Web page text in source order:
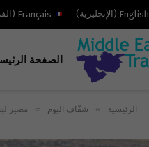
English
( الإنجليزية)
Français
(
الصفحة
الرئيسية » شفّاف اليوم » مصير